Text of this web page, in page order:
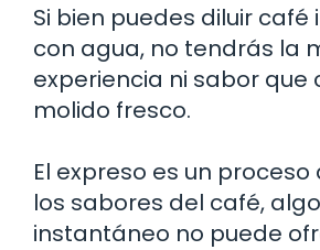
Si bien puedes diluir
con agua, no tendrás la
experiencia ni sabor que
molido fresco.
El expreso es un
los sabores del café,
instantáneo no puede